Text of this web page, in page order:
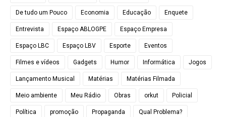
De tudo um Pouco Economia Educação Enquete
Entrevista Espaço ABLOGPE Espaço Empresa
Espaço LBC Espaço LBV Esporte Eventos
Filmes e vídeos Gadgets Humor Informática Jogos
Lançamento Musical Matérias Matérias Filmada
Meio ambiente Meu Rádio Obras orkut Policial
Política promoção Propaganda Qual Problema?